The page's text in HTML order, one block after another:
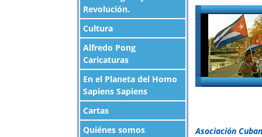
Revolución.
Cultura
Alfredo Pong
Caricaturas
En el Planeta del Homo
Sapiens Sapiens
Cartas
Quiénes somos
Asociación